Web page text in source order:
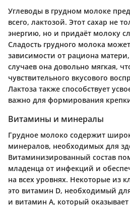
Углеводы в грудном молоке
всего, лактозой. Этот сахар не
энергию, но и придаёт молоку
Сладость грудного молока
зависимости от рациона
случаев она довольно мягкая,
чувствительного вкусового
Лактоза также способствует
важно для формирования
Витамины и минералы
Грудное молоко содержит
минералов, необходимых для
Витаминизированный состав
младенца от инфекций и
на всех уровнях. Некоторые из
это витамин D, необходимый
и витамин A, который